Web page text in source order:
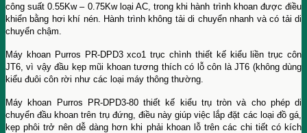
công suất 0.55Kw – 0.75Kw loại AC, trong khi hành trình khoan được điều
khiển bằng hơi khí nén. Hành trình không tải di chuyển nhanh và có tải di
chuyển chậm.
Máy khoan Purros PR-DPD3 xco1 trục chình thiết kế kiểu liền trục côn
JT6, vì vậy đầu kẹp mũi khoan tương thích có lỗ côn là JT6 (không dùng
kiểu đuôi côn rời như các loại máy thông thường.
Máy khoan Purros PR-DPD3-80 thiết kế kiểu trụ tròn và cho phép di
chuyển đầu khoan trên trụ đứng, điều này giúp việc lắp đặt các loại đồ gá,
kẹp phôi trở nên dễ dàng hơn khi phải khoan lỗ trên các chi tiết có kích